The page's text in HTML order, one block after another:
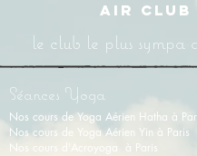
AIR CLUB
le club le plus
Séances Yoga
Nos cours de Yoga Aérien Hatha à
Nos cours de Yoga Aérien Yin à Paris
Nos cours d'Acroyoga à Paris